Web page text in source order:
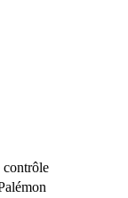
contrôle